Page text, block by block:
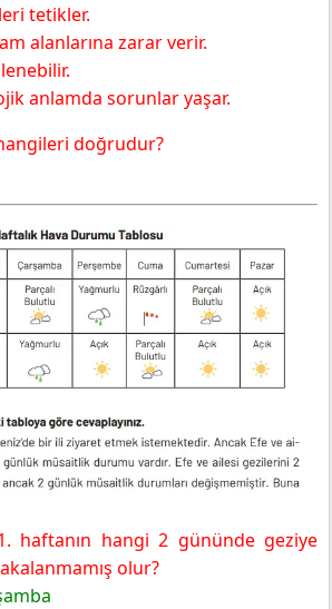
tetikler.
alanlarına zarar verir.
anlamda sorunlar yaşar.
doğrudur?
haftanın hangi 2 gününde geziye
olur?